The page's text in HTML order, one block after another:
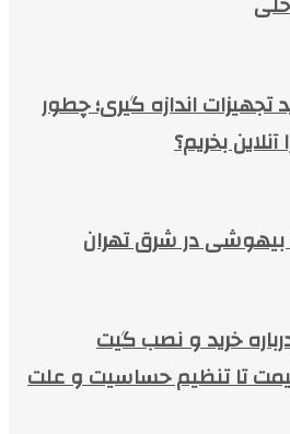
تجهیزات اندازه گیری؛ چطور
آنلاین بخریم؟
در شرق تهران
خرید و نصب گیت
تا تنظیم حساسیت و علت